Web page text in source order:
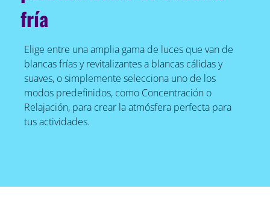
fría
Elige entre una amplia gama de luces que van de
blancas frías y revitalizantes a blancas cálidas y
suaves, o simplemente selecciona uno de los
modos predefinidos, como Concentración o
Relajación, para crear la atmósfera perfecta para
tus actividades.